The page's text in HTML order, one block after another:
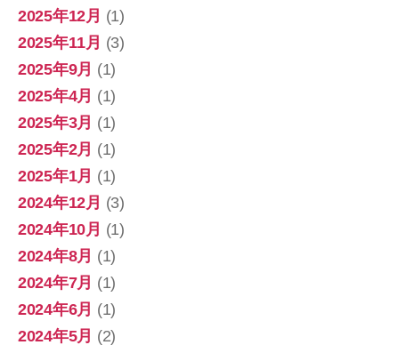
2025年12月 (1)
2025年11月 (3)
2025年9月 (1)
2025年4月 (1)
2025年3月 (1)
2025年2月 (1)
2025年1月 (1)
2024年12月 (3)
2024年10月 (1)
2024年8月 (1)
2024年7月 (1)
2024年6月 (1)
2024年5月 (2)